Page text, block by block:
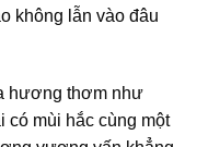
không lẫn vào đâu
hương thơm như
có mùi hắc cùng một